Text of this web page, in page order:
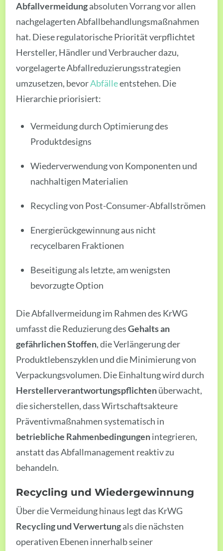
Abfallvermeidungabsoluten Vorrang vor allen
nachgelagerten Abfallbehandlungsmaßnahmen
hat. Diese regulatorische Priorität verpflichtet
Hersteller, Händler und Verbraucher dazu,
vorgelagerte Abfallreduzierungsstrategien
umzusetzen, bevorAbfälleentstehen. Die
Hierarchie priorisiert:
Vermeidung durch Optimierung des
Produktdesigns
Wiederverwendung von Komponenten und
nachhaltigen Materialien
Recycling von Post-Consumer-Abfallströmen
Energierückgewinnung aus nicht
recycelbaren Fraktionen
Beseitigung als letzte, am wenigsten
bevorzugte Option
Die Abfallvermeidung im Rahmen des KrWG
umfasst die Reduzierung desGehalts an
gefährlichen Stoffen, die Verlängerung der
Produktlebenszyklen und die Minimierung von
Verpackungsvolumen. Die Einhaltung wird durch
Herstellerverantwortungspflichtenüberwacht,
die sicherstellen, dass Wirtschaftsakteure
Präventivmaßnahmen systematisch in
betriebliche Rahmenbedingungenintegrieren,
anstatt das Abfallmanagement reaktiv zu
behandeln.
Recycling und Wiedergewinnung
Über die Vermeidung hinaus legt das KrWG
Recycling und Verwertungals die nächsten
operativen Ebenen innerhalb seiner